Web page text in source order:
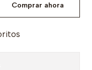
Comprar ahora